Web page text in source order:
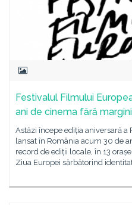
Festivalul Filmului
ani de cinema fără
Astăzi începe ediția aniversară
lansat în România acum 30 de
record de ediții locale, în 13
Ziua Europei sărbătorind